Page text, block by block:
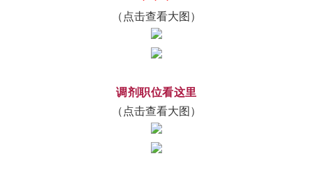
（点击查看大图）
调剂职位看这里
（点击查看大图）